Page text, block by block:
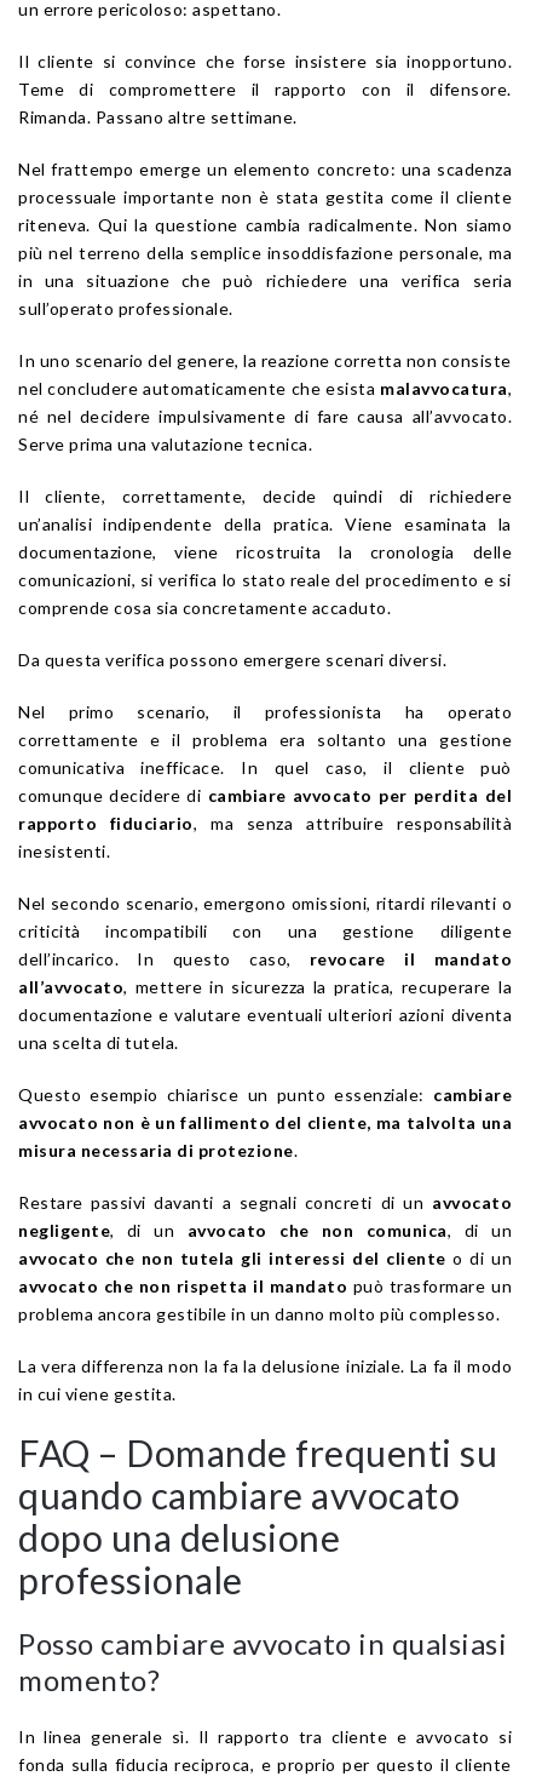
un errore pericoloso: aspettano.
Il cliente si convince che forse insistere sia inopportuno.
Teme di compromettere il rapporto con il difensore.
Rimanda. Passano altre settimane.
Nel frattempo emerge un elemento concreto: una scadenza
processuale importante non è stata gestita come il cliente
riteneva. Qui la questione cambia radicalmente. Non siamo
più nel terreno della semplice insoddisfazione personale, ma
in una situazione che può richiedere una verifica seria
sull’operato professionale.
In uno scenario del genere, la reazione corretta non consiste
nel concludere automaticamente che esista malavvocatura,
né nel decidere impulsivamente di fare causa all’avvocato.
Serve prima una valutazione tecnica.
Il cliente, correttamente, decide quindi di richiedere
un’analisi indipendente della pratica. Viene esaminata la
documentazione, viene ricostruita la cronologia delle
comunicazioni, si verifica lo stato reale del procedimento e si
comprende cosa sia concretamente accaduto.
Da questa verifica possono emergere scenari diversi.
Nel primo scenario, il professionista ha operato
correttamente e il problema era soltanto una gestione
comunicativa inefficace. In quel caso, il cliente può
comunque decidere di cambiare avvocato per perdita del
rapporto fiduciario, ma senza attribuire responsabilità
inesistenti.
Nel secondo scenario, emergono omissioni, ritardi rilevanti o
criticità incompatibili con una gestione diligente
dell’incarico. In questo caso, revocare il mandato
all’avvocato, mettere in sicurezza la pratica, recuperare la
documentazione e valutare eventuali ulteriori azioni diventa
una scelta di tutela.
Questo esempio chiarisce un punto essenziale: cambiare
avvocato non è un fallimento del cliente, ma talvolta una
misura necessaria di protezione.
Restare passivi davanti a segnali concreti di un avvocato
negligente, di un avvocato che non comunica, di un
avvocato che non tutela gli interessi del cliente o di un
avvocato che non rispetta il mandato può trasformare un
problema ancora gestibile in un danno molto più complesso.
La vera differenza non la fa la delusione iniziale. La fa il modo
in cui viene gestita.
FAQ – Domande frequenti su
quando cambiare avvocato
dopo una delusione
professionale
Posso cambiare avvocato in qualsiasi
momento?
In linea generale sì. Il rapporto tra cliente e avvocato si
fonda sulla fiducia reciproca, e proprio per questo il cliente